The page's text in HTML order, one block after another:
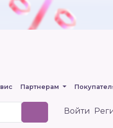
Партнерам
Войти